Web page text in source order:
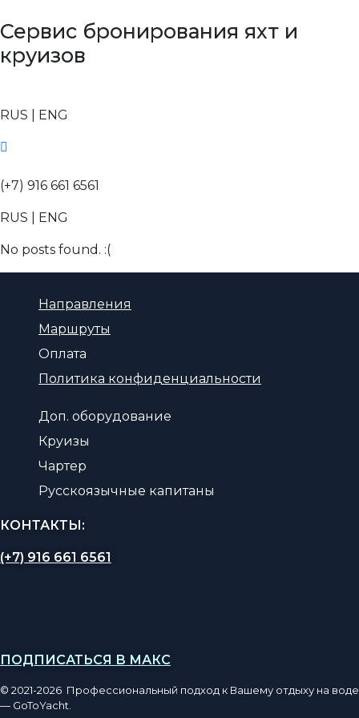
Сервис бронирования яхт и
круизов
RUS | ENG
(+7) 916 661 6561
RUS | ENG
No posts found. :(
Направления
Маршруты
Оплата
Политика конфиденциальности
Доп. оборудование
Круизы
Чартер
Русскоязычные капитаны
КОНТАКТЫ:
(+7) 916 661 6561
ПОДПИСАТЬСЯ В МАКС
© 2021-2026 Профессиональный подход к Вашему отдыху на воде
— GoToYacht.